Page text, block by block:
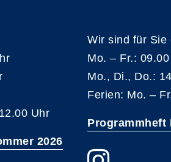
Uhr
2026
Wir sind für Sie
Mo. – Fr.:
Mo., Di., Do.:
Ferien: Mo. –
Programmheft